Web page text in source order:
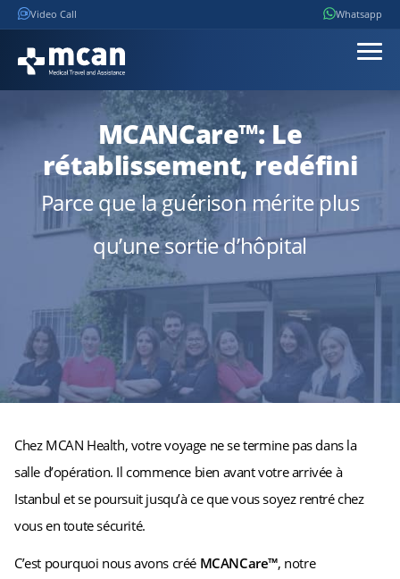
Video Call Whatsapp
MCANCare™: Le
rétablissement, redéfini
Parce que la guérison mérite plus
qu’une sortie d’hôpital
Chez MCAN Health, votre voyage ne se termine pas dans la
salle d’opération. Il commence bien avant votre arrivée à
Istanbul et se poursuit jusqu’à ce que vous soyez rentré chez
vous en toute sécurité.
C’est pourquoi nous avons créé MCANCare™, notre